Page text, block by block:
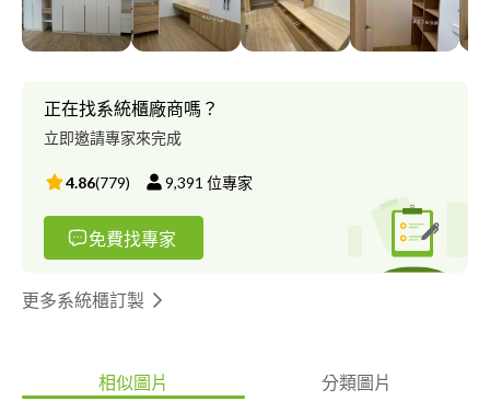
目錄提供參考 https://drive.google.com/drive/folders/1Ko-
oVsz7YaCjV1B4pOxEqfaXreMjmJBx?usp=sharing
正在找系統櫃廠商嗎？
立即邀請專家來完成
4.86(779) 9,391 位專家
免費找專家
更多系統櫃訂製
相似圖片 分類圖片